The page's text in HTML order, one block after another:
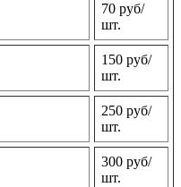
70 руб/
шт.
150 руб/
шт.
250 руб/
шт.
300 руб/
шт.